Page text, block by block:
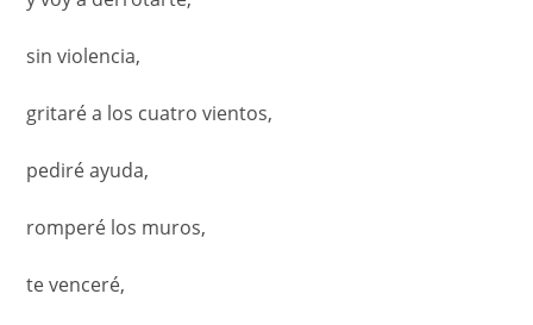
sin violencia,
gritaré a los cuatro vientos,
pediré ayuda,
romperé los muros,
te venceré,